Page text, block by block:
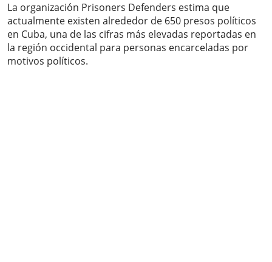
La organización Prisoners Defenders estima que
actualmente existen alrededor de 650 presos políticos
en Cuba, una de las cifras más elevadas reportadas en
la región occidental para personas encarceladas por
motivos políticos.